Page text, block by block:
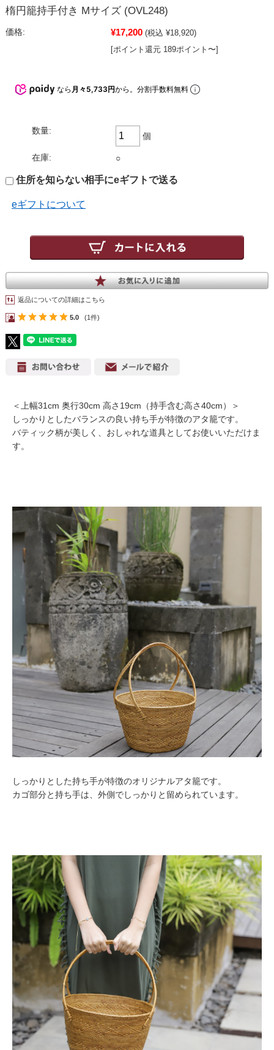
楕円籠持手付き Mサイズ (OVL248)
価格: ¥17,200 (税込 ¥18,920)
[ポイント還元 189ポイント〜]
なら 月々5,733円から。分割手数料無料
数量:
個
在庫: ○
住所を知らない相手にeギフトで送る
eギフトについて
返品についての詳細はこちら
5.0 (1件)
＜上幅31cm 奥行30cm 高さ19cm（持手含む高さ40cm）＞
しっかりとしたバランスの良い持ち手が特徴のアタ籠です。
バティック柄が美しく、おしゃれな道具としてお使いいただけま
す。
しっかりとした持ち手が特徴のオリジナルアタ籠です。
カゴ部分と持ち手は、外側でしっかりと留められています。